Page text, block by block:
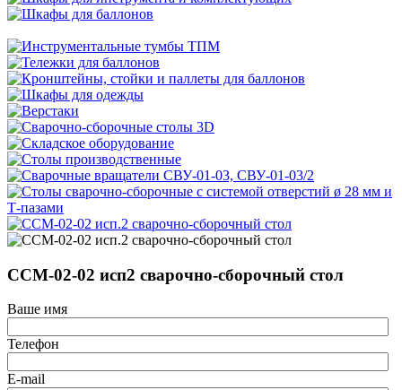
ССМ-02-02 исп2 сварочно-сборочный стол
Ваше имя
Телефон
E-mail